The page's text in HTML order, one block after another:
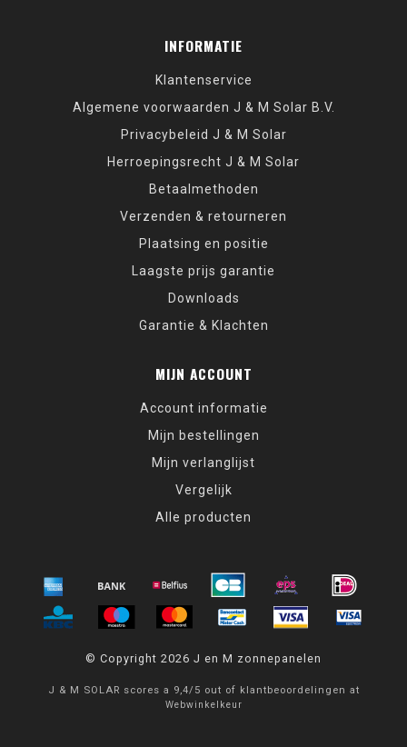
INFORMATIE
Klantenservice
Algemene voorwaarden J & M Solar B.V.
Privacybeleid J & M Solar
Herroepingsrecht J & M Solar
Betaalmethoden
Verzenden & retourneren
Plaatsing en positie
Laagste prijs garantie
Downloads
Garantie & Klachten
MIJN ACCOUNT
Account informatie
Mijn bestellingen
Mijn verlanglijst
Vergelijk
Alle producten
© Copyright 2026 J en M zonnepanelen
J & M SOLAR scores a 9,4/ 5 out of klantbeoordelingen at
Webwinkelkeur